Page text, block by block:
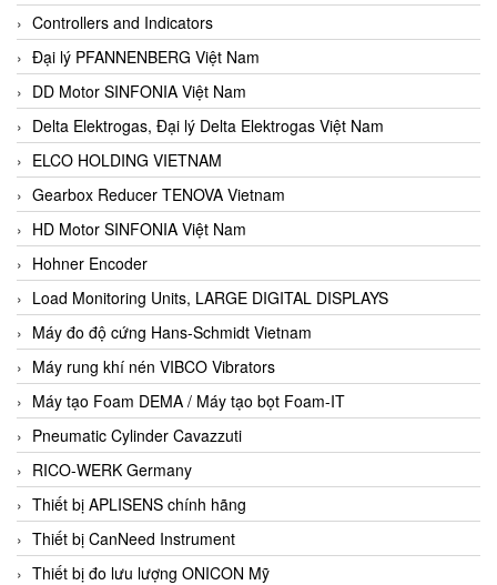
Controllers and Indicators
Đại lý PFANNENBERG Việt Nam
DD Motor SINFONIA Việt Nam
Delta Elektrogas, Đại lý Delta Elektrogas Việt Nam
ELCO HOLDING VIETNAM
Gearbox Reducer TENOVA Vietnam
HD Motor SINFONIA Việt Nam
Hohner Encoder
Load Monitoring Units, LARGE DIGITAL DISPLAYS
Máy đo độ cứng Hans-Schmidt Vietnam
Máy rung khí nén VIBCO Vibrators
Máy tạo Foam DEMA / Máy tạo bọt Foam-IT
Pneumatic Cylinder Cavazzuti
RICO-WERK Germany
Thiết bị APLISENS chính hãng
Thiết bị CanNeed Instrument
Thiết bị đo lưu lượng ONICON Mỹ